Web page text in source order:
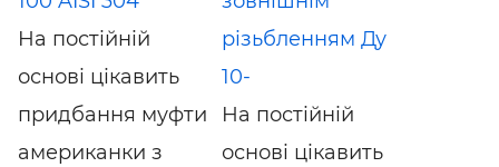
На постійній
основі цікавить
придбання муфти
американки з
різьбленням Ду
10-
На постійній
основі цікавить